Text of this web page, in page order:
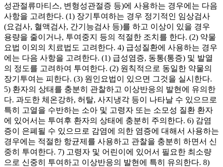
성관절류마티스, 변형성관절증 등)에 사용하는 경우에는 다음
사항을 고려한다. (1) 장기투여하는 경우 정기적인 임상검사
(요검사, 혈액검사, 간기능검사 등)를 하고 이상이 있을 경우
용량을 줄이거나, 투여중지 등의 적절한 조치를 한다. (2) 약물
요법 이외의 치료법도 고려한다. 4) 급성질환에 사용하는 경우
에는 다음 사항을 고려한다. (1) 급성염증, 동통(통증) 및 발열
의 정도를 고려하여 투여한다. (2) 원칙적으로 동일한 약물의
장기투여는 피한다. (3) 원인요법이 있으면 그것을 실시한다.
5) 환자의 상태를 충분히 관찰하고 이상반응의 발현에 유의한
다. 과도한 체온강하, 허탈, 사지냉각 등이 나타날 수 있으므로
특히 고열을 수반하는 소아 및 고령자 또는 소모성 질환 환자
에 있어서는 투여후 환자의 상태에 충분히 주의한다. 6) 감염
증이 은폐될 수 있으므로 감염에 의한 염증에 대해서 사용하는
경우에는 적절한 항균제를 사용하고 관찰을 충분히 하면서 신
중히 투여한다. 7) 고령자 및 어린이에 있어서 필요한 최소량
으로 신중히 투여하고 이상반응의 발현에 특히 유의한다. 8)